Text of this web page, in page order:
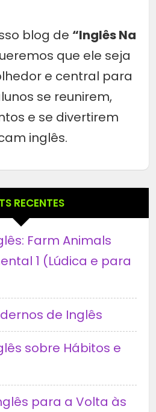
blog de “Inglês Na
que ele seja
e central para
se reunirem,
e se divertirem
inglês.
RECENTES
Farm Animals
1 (Lúdica e para
de Inglês
sobre Hábitos e
para a Volta às